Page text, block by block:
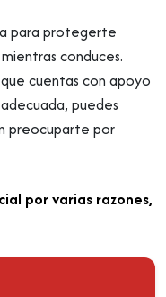
para protegerte
conduces.
cuentas con apoyo
puedes
preocuparte por
por varias razones,